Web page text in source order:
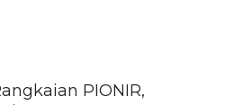
PIONIR,